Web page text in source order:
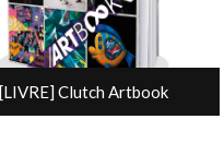
[LIVRE] Clutch Artbook